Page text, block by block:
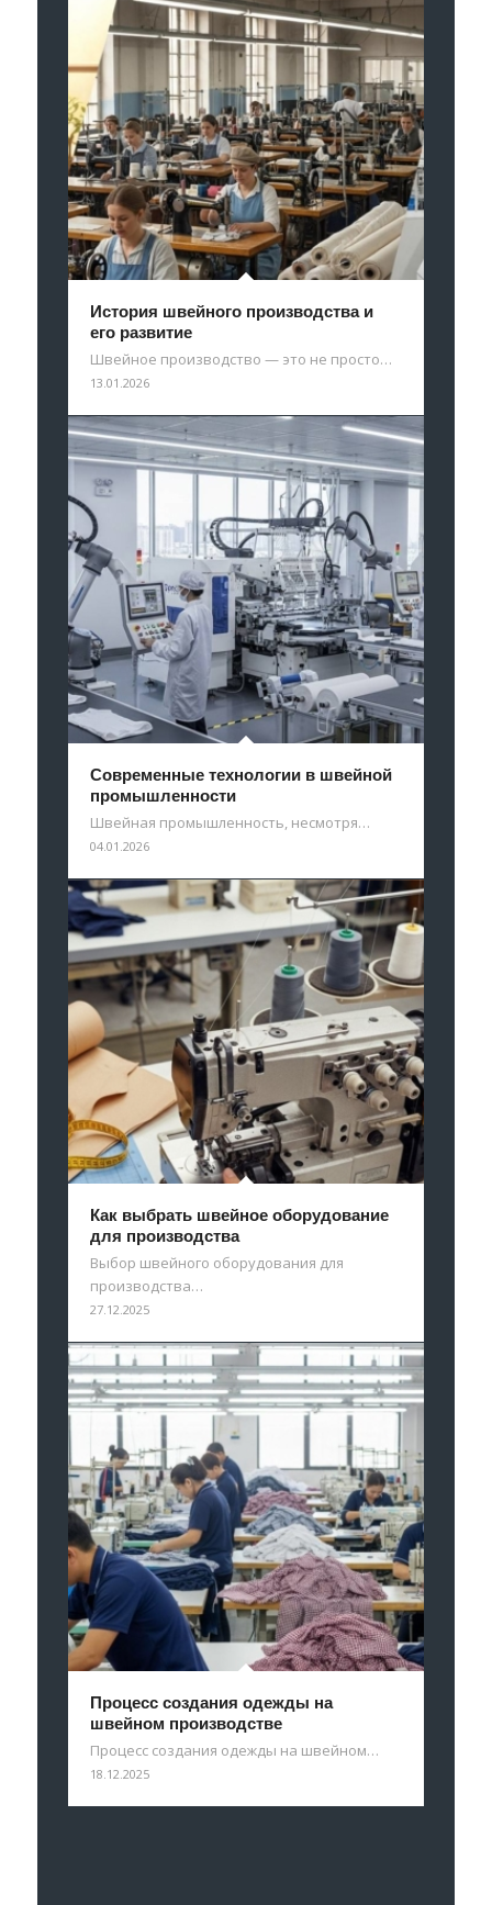
История швейного производства и
его развитие
Швейное производство — это не просто…
13.01.2026
Современные технологии в швейной
промышленности
Швейная промышленность, несмотря…
04.01.2026
Как выбрать швейное оборудование
для производства
Выбор швейного оборудования для
производства…
27.12.2025
Процесс создания одежды на
швейном производстве
Процесс создания одежды на швейном…
18.12.2025